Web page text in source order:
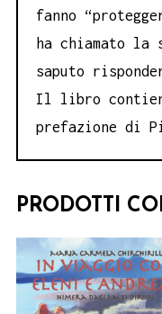
fanno
ha chiamato la
saputo
Il libro
prefazione di
PRODOTTI